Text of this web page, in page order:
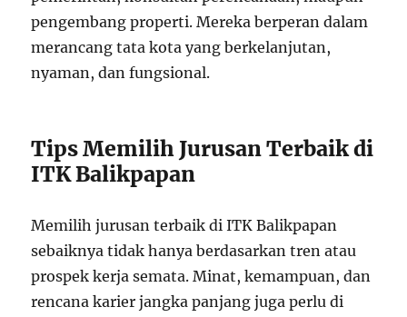
pengembang properti. Mereka berperan dalam
merancang tata kota yang berkelanjutan,
nyaman, dan fungsional.
Tips Memilih Jurusan Terbaik di
ITK Balikpapan
Memilih jurusan terbaik di ITK Balikpapan
sebaiknya tidak hanya berdasarkan tren atau
prospek kerja semata. Minat, kemampuan, dan
rencana karier jangka panjang juga perlu di